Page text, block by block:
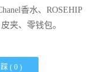
香水、ROSEHIP
夹、零钱包。
踩 ( 0)